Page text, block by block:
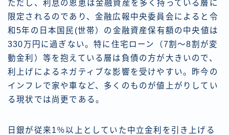
ただし、利息の恩恵は金融資産を多く持っている層に
限定されるのであり、金融広報中央委員会によると令
和5年の日本国民(世帯）の金融資産保有額の中央値は
330万円に過ぎない。特に住宅ローン（7割〜8割が変
動金利）等を抱えている層は負債の方が大きいので、
利上げによるネガティブな影響を受けやすい。昨今の
インフレで家や車など、多くのものが値上がりしてい
る現状では尚更である。
日銀が従来1％以上としていた中立金利を引き上げる